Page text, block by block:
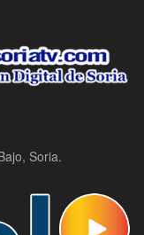
Soria.